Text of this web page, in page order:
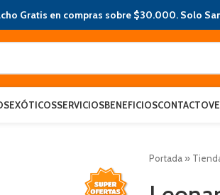
Gratis en compras sobre $30.000. Solo
EXÓTICOSSERVICIOSBENEFICIOSCONTACTO
Portada »